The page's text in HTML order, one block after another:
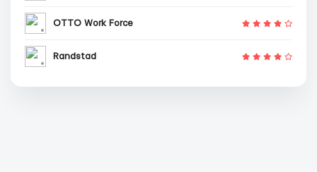
OTTO Work Force
Randstad